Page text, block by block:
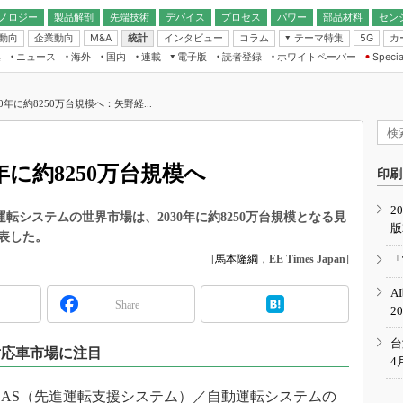
ロジー 製品解剖
先端技術
デバイス
ログ
コン
プロセス パワー 部品材料
セン
無線
向 企業動向 M&A 統計 インタビュー コラム
テーマ特集
フィジカルAI
読者調査（EE Times Research）
電源設計（EDN Japan）
エレクトロニクス入門（EDN
5G
カ
IoT・エッジコ
EXPO
TECHNO-
人とくるま展
ニュース 海外 国内
連載
バイス通信
界スコープ
前エンジニアの社会人大
ード ～Behind the
と
電子版
子ブックレット
読者登録 ホワイトペーパー
に約8250万台規模へ：矢野経...
に約8250万台規模へ
システムの世界市場は、2030年に約8250万台規模となる見
した。
[馬本隆綱 ， EE Times Japan]
Share
車市場に注目
（先進運転支援システム）／自動運転システムの
印
4